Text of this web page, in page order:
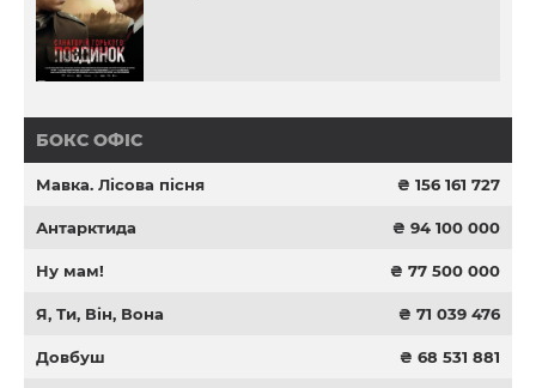
БОКС ОФІС
Мавка. Лісова пісня ₴ 156 161 727
Антарктида ₴ 94 100 000
Ну мам! ₴ 77 500 000
Я, Ти, Він, Вона ₴ 71 039 476
Довбуш ₴ 68 531 881